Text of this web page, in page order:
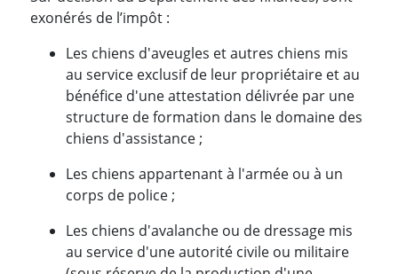
exonérés de l’impôt :
Les chiens d'aveugles et autres chiens mis
au service exclusif de leur propriétaire et au
bénéfice d'une attestation délivrée par une
structure de formation dans le domaine des
chiens d'assistance ;
Les chiens appartenant à l'armée ou à un
corps de police ;
Les chiens d'avalanche ou de dressage mis
au service d'une autorité civile ou militaire